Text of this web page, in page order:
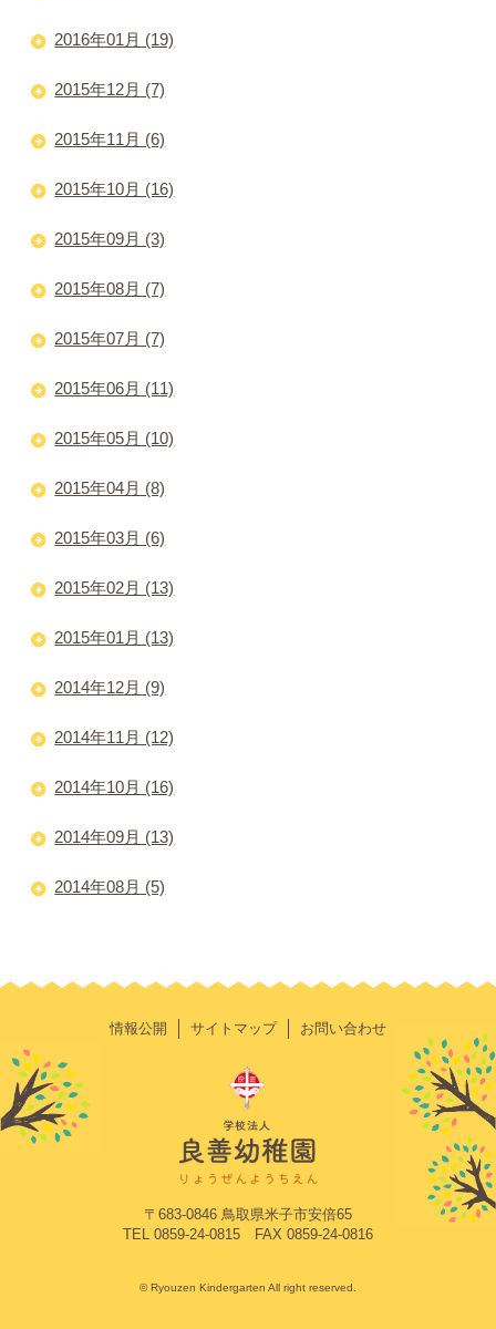
2016年01月 (19)
2015年12月 (7)
2015年11月 (6)
2015年10月 (16)
2015年09月 (3)
2015年08月 (7)
2015年07月 (7)
2015年06月 (11)
2015年05月 (10)
2015年04月 (8)
2015年03月 (6)
2015年02月 (13)
2015年01月 (13)
2014年12月 (9)
2014年11月 (12)
2014年10月 (16)
2014年09月 (13)
2014年08月 (5)
情報公開 サイトマップ お問い合わせ
〒683-0846 鳥取県米子市安倍65
TEL 0859-24-0815 FAX 0859-24-0816
© Ryouzen Kindergarten All right reserved.